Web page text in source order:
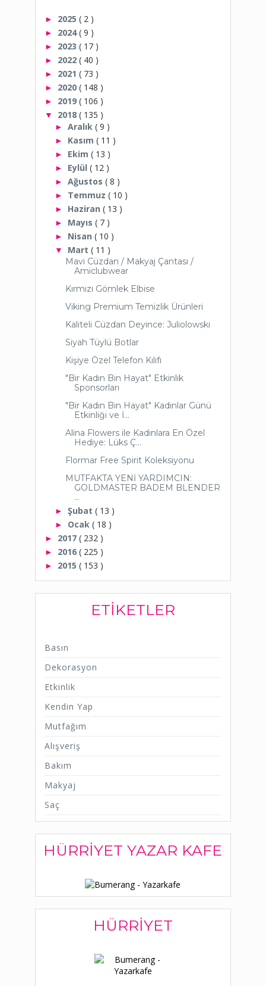
► 2025 ( 2 )
► 2024( 9 )
► 2023 ( 17 )
► 2022 ( 40 )
► 2021 ( 73 )
► 2020 ( 148 )
► 2019 ( 106 )
▼ 2018 ( 135 )
► Aralık ( 9 )
► Kasım ( 11 )
► Ekim ( 13 )
► Eylül ( 12 )
► Ağustos ( 8 )
► Temmuz ( 10 )
► Haziran ( 13 )
► Mayıs ( 7 )
► Nisan ( 10 )
▼ Mart ( 11 )
Mavi Cüzdan / Makyaj Çantası /
Amiclubwear
Kırmızı Gömlek Elbise
Viking Premium Temizlik Ürünleri
Kaliteli Cüzdan Deyince: Juliolowski
Siyah Tüylü Botlar
Kişiye Özel Telefon Kılıfı
"Bir Kadın Bin Hayat" Etkinlik
Sponsorları
"Bir Kadın Bin Hayat" Kadınlar Günü
Etkinliği ve İ...
Alina Flowers ile Kadınlara En Özel
Hediye: Lüks Ç...
Flormar Free Spirit Koleksiyonu
MUTFAKTA YENİ YARDIMCIN:
GOLDMASTER BADEM BLENDER
...
► Şubat ( 13 )
► Ocak ( 18 )
► 2017 ( 232 )
► 2016 ( 225 )
► 2015 ( 153 )
ETIKETLER
Basın
Dekorasyon
Etkinlik
Kendin Yap
Mutfağım
Alışveriş
Bakım
Makyaj
Saç
HÜRRIYET YAZAR KAFE
HÜRRIYET